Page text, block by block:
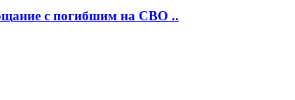
с погибшим на СВО ..